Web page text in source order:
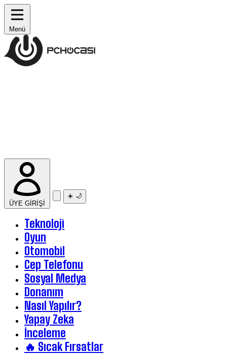
Menü
ÜYE GİRİŞİ
☀️ 🌙
Teknoloji
Oyun
Otomobil
Cep Telefonu
Sosyal Medya
Donanım
Nasıl Yapılır?
Yapay Zeka
İnceleme
🔥 Sıcak Fırsatlar